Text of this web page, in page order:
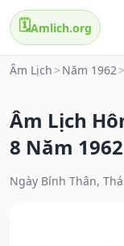
🗓️Amlich.org
Âm Lịch > Năm 1962>
Âm Lịch
8 Năm 1962
Ngày Bính Thân,